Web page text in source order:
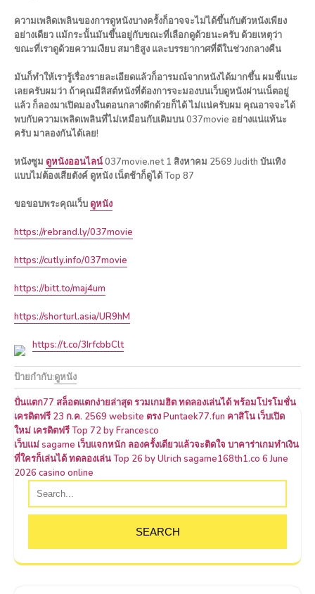
ความเพลิดเพลินของการดูหนังบางครั้งก็อาจจะไม่ได้ขึ้นกับตัวหนังเพียง
อย่างเดียว แม้กระนั้นมันขึ้นอยู่กับขณะที่เลือกดูด้วยนะครับ ด้วยเหตุว่า
ขณะที่เราดูด้วยความเงียบ สมาธิสูง และบรรยากาศที่ดีในช่วงกลางคืน
มันก็ทำให้เรารู้เรื่องรายละเอียดแล้วก็อารมณ์จากหนังได้มากขึ้น ผมชี้แนะ
เลยครับผมว่า ถ้าคุณมีลิสต์หนังที่ต้องการจะมองบนเว็บดูหนังผ่านเน็ตอยู่
แล้ว ก็ลองมาเปิดมองในตอนกลางดึกด้วยก็ได้ ไม่แน่ครับผม คุณอาจจะได้
พบกับความเพลิดเพลินที่ไม่เหมือนกับเดิมบน 037movie อย่างแน่แท้นะ
ครับ มาลองกันได้เลย!
หนังซูม ดูหนังออนไลน์037movie.net 1 สิงหาคม 2569 Judith บันเทิง
แบบไม่ต้องเสียตังค์ ดูหนัง เน็ตช้าก็ดูได้ Top 87
ขอขอบพระคุณเว็บ ดูหนัง
https://rebrand.ly/037movie
https://cutly.info/037movie
https://bitt.to/maj4um
https://shorturl.asia/UR9hM
https://t.co/3IrfcbbClt
ป้ายกำกับ:ดูหนัง
แนะแนว
เรื่อง
ปั่นแตก77 สล็อตแตกง่ายล่าสุด รวมเกมฮิต ทดลองเล่นได้ พร้อมโปรโมชั่น
เครดิตฟรี 23 ก.ค. 2569 website ตรง Puntaek77.fun คาสิโน เว็บเปิด
ใหม่ เครดิตฟรี Top 72 by Francesco
เว็บแม่ sagame เว็บแจกหนัก ลองครั้งเดียวแล้วจะติดใจ บาคาร่าเกมทำเงิน
ที่ใครก็เล่นได้ ทดลองเล่น Top 26 by Ulrich sagame168th1.co 6 June
2026 casino online